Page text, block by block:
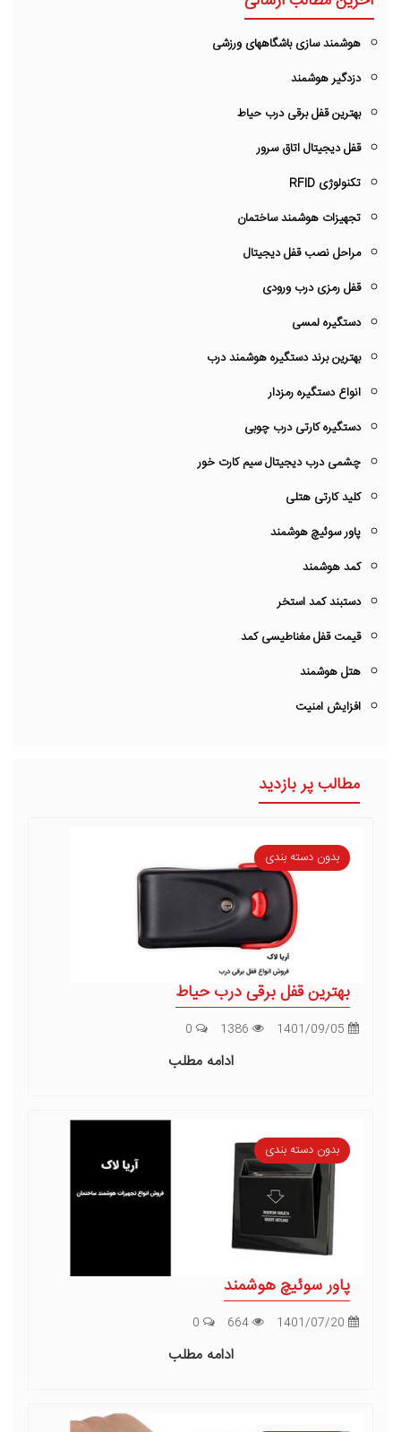
هوشمند سازی باشگاههای ورزشی
دزدگیر هوشمند
بهترین قفل برقی درب حیاط
قفل دیجیتال اتاق سرور
تکنولوژی RFID
تجهیزات هوشمند ساختمان
مراحل نصب قفل دیجیتال
قفل رمزی درب ورودی
دستگیره لمسی
بهترین برند دستگیره هوشمند درب
انواع دستگیره رمزدار
دستگیره کارتی درب چوبی
چشمی درب دیجیتال سیم کارت خور
کلید کارتی هتلی
پاور سوئیچ هوشمند
کمد هوشمند
دستبند کمد استخر
قیمت قفل مغناطیسی کمد
هتل هوشمند
افزایش امنیت
مطالب پر بازدید
بدون دسته بندی
بهترین قفل برقی درب حیاط
ادامه مطلب
بدون دسته بندی
پاور سوئیچ هوشمند
ادامه مطلب